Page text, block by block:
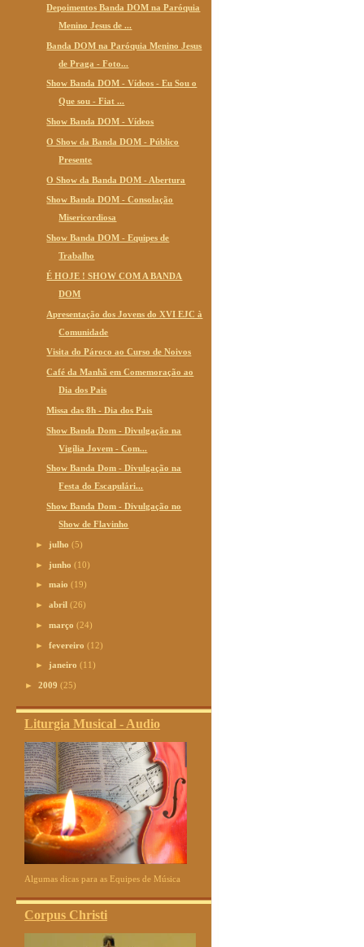
Depoimentos Banda DOM na Paróquia
Menino Jesus de ...
Banda DOM na Paróquia Menino Jesus
de Praga - Foto...
Show Banda DOM - Vídeos - Eu Sou o
Que sou - Fiat ...
Show Banda DOM - Vídeos
O Show da Banda DOM - Público
Presente
O Show da Banda DOM - Abertura
Show Banda DOM - Consolação
Misericordiosa
Show Banda DOM - Equipes de
Trabalho
É HOJE ! SHOW COM A BANDA
DOM
Apresentação dos Jovens do XVI EJC à
Comunidade
Visita do Pároco ao Curso de Noivos
Café da Manhã em Comemoração ao
Dia dos Pais
Missa das 8h - Dia dos Pais
Show Banda Dom - Divulgação na
Vigília Jovem - Com...
Show Banda Dom - Divulgação na
Festa do Escapulári...
Show Banda Dom - Divulgação no
Show de Flavinho
► julho(5)
► junho(10)
►maio(19)
►abril(26)
►março(24)
►fevereiro(12)
► janeiro(11)
► 2009 (25)
Liturgia Musical - Audio
Algumas dicas para as Equipes de Música
Corpus Christi